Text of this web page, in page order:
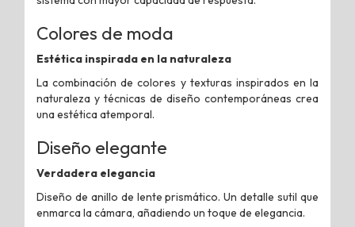
Colores de moda
Estética inspirada en la naturaleza
La combinación de colores y texturas inspirados en la
naturaleza y técnicas de diseño contemporáneas crea
una estética atemporal.
Diseño elegante
Verdadera elegancia
Diseño de anillo de lente prismático. Un detalle sutil que
enmarca la cámara, añadiendo un toque de elegancia.